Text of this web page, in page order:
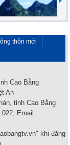
thôn mới
Cao Bằng
An
tỉnh Cao Bằng
Email:
khi đăng